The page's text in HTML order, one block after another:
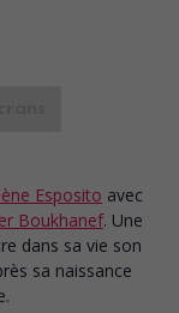
Esposito avec
Boukhanef. Une
dans sa vie son
sa naissance